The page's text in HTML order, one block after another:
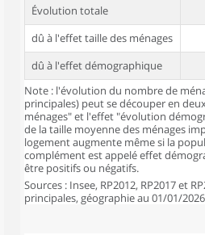
Évolution totale
dû à l'effet taille des ménages
dû à l'effet démographique
Note : l'évolution du nombre de
principales) peut se découper en
ménages" et l'effet "évolution
de la taille moyenne des ménages
logement augmente même si la
complément est appelé effet
être positifs ou négatifs.
Sources : Insee, RP2012, RP2017 et
principales, géographie au 01/01/